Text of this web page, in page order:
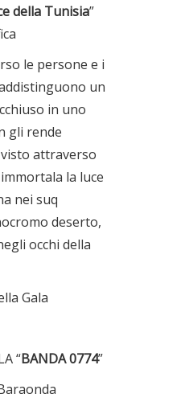
della Tunisia”
le persone e i
un
in uno
gli rende
attraverso
la luce
nei suq
deserto,
occhi della
Gala
“BANDA 0774”